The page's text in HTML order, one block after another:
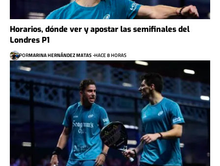
Horarios, dónde ver y apostar las semifinales del
Londres P1
PORMARINA HERNÁNDEZ MATAS HACE 8 HORAS